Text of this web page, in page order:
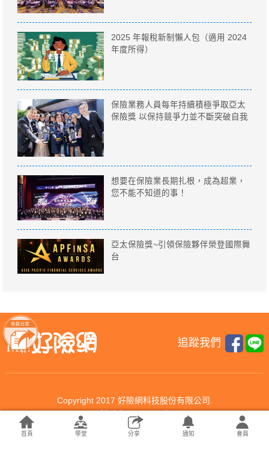
2025 年報稅新制懶人包（適用 2024
年度所得）
保險業務人員每年持續積極爭取亞太
保險獎 以保持競爭力並不斷突破自我
想要在保險業長期扎根，成為超業，
您不能不知道的事！
亞太保險獎~引領保險夥伴榮登國際舞
台
追蹤我們
Copyright 2017 好險網科技股份有限公司.
All rights reserved.